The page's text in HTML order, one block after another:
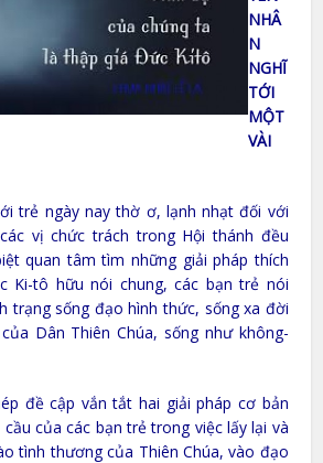
NHÂ
N
NGHĨ
TỚI
MỘT
VÀI
trẻ ngày nay thờ ơ, lạnh nhạt đối với
vị chức trách trong Hội thánh đều
quan tâm tìm những giải pháp thích
Ki-tô hữu nói chung, các bạn trẻ nói
trạng sống đạo hình thức, sống xa đời
Dân Thiên Chúa, sống như không-
đề cập vắn tắt hai giải pháp cơ bản
của các bạn trẻ trong việc lấy lại và
tình thương của Thiên Chúa, vào đạo